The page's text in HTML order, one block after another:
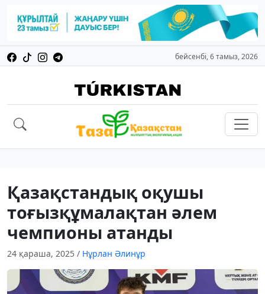
бейсенбі, 6 тамыз, 2026
Қазақстандық оқушы
тоғызқұмалақтан әлем
чемпионы атанды
24 қараша, 2025 / Нұрлан Әлинұр